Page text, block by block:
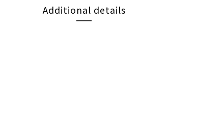
Additional details